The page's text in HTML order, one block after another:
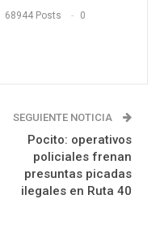
68944 Posts 0
SEGUIENTE NOTICIA
Pocito: operativos
policiales frenan
presuntas picadas
ilegales en Ruta 40